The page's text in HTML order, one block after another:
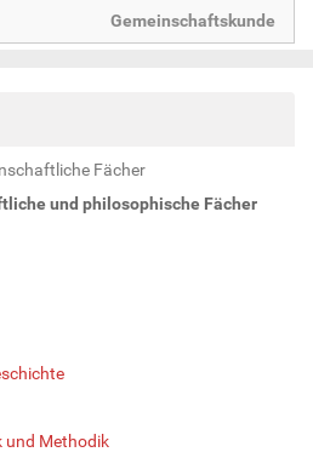
Gemeinschaftskunde
Fächer
und philosophische Fächer
und Methodik